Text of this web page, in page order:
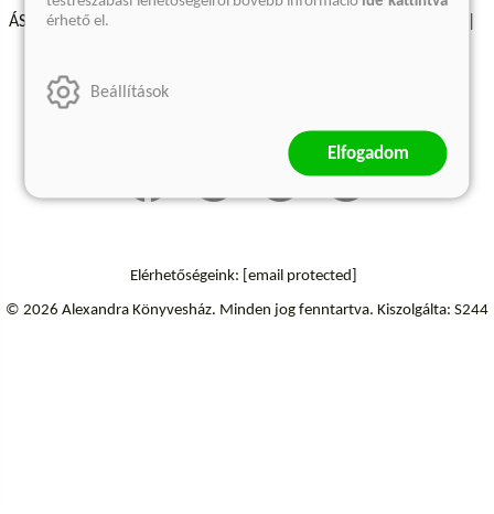
ÁSZF - Vásárlási feltételek
Szállítási információk
Elérhetőségeink: [email protected]
© 2026 Alexandra Könyvesház. Minden jog fenntartva. Kiszolgálta: S244
érhető el.
Beállítások
Elfogadom